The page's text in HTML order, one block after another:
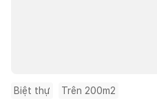
Biệt thự Trên 200m2